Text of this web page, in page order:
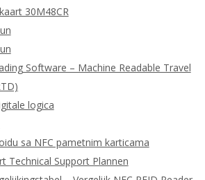
30M48CR
Software – Machine Readable Travel
logica
sa NFC pametnim karticama
Technical Support Plannen